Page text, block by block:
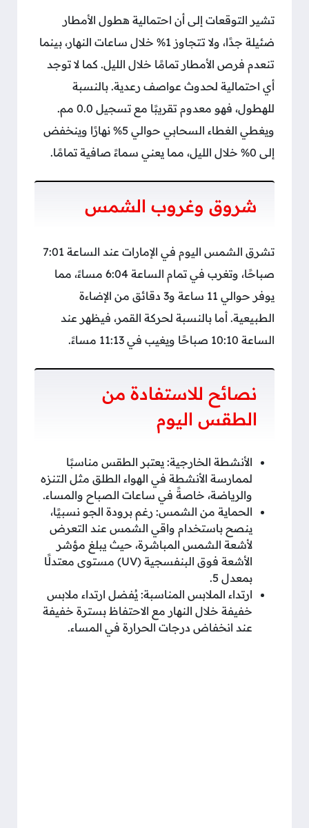
تشير التوقعات إلى أن احتمالية هطول الأمطار
ضئيلة جدًا، ولا تتجاوز 1% خلال ساعات النهار، بينما
تنعدم فرص الأمطار تمامًا خلال الليل. كما لا توجد
أي احتمالية لحدوث عواصف رعدية. بالنسبة
للهطول، فهو معدوم تقريبًا مع تسجيل 0.0 مم.
ويغطي الغطاء السحابي حوالي 5% نهارًا وينخفض
إلى 0% خلال الليل، مما يعني سماءً صافية تمامًا.
شروق وغروب الشمس
تشرق الشمس اليوم في الإمارات عند الساعة 7:01
صباحًا، وتغرب في تمام الساعة 6:04 مساءً، مما
يوفر حوالي 11 ساعة و3 دقائق من الإضاءة
الطبيعية. أما بالنسبة لحركة القمر، فيظهر عند
الساعة 10:10 صباحًا ويغيب في 11:13 مساءً.
نصائح للاستفادة من
الطقس اليوم
الأنشطة الخارجية: يعتبر الطقس مناسبًا
لممارسة الأنشطة في الهواء الطلق مثل التنزه
والرياضة، خاصةً في ساعات الصباح والمساء.
الحماية من الشمس: رغم برودة الجو نسبيًا،
ينصح باستخدام واقي الشمس عند التعرض
لأشعة الشمس المباشرة، حيث يبلغ مؤشر
الأشعة فوق البنفسجية (UV) مستوى معتدلًا
بمعدل 5.
ارتداء الملابس المناسبة: يُفضل ارتداء ملابس
خفيفة خلال النهار مع الاحتفاظ بسترة خفيفة
عند انخفاض درجات الحرارة في المساء.